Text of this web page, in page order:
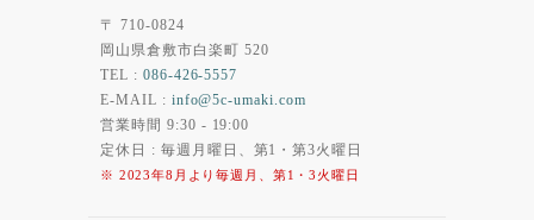
〒 710-0824
岡山県倉敷市白楽町 520
TEL : 086-426-5557
E-MAIL : info@5c-umaki.com
営業時間 9:30 - 19:00
定休日 : 毎週月曜日、第1・第3火曜日
※ 2023年8月より毎週月、第1・3火曜日